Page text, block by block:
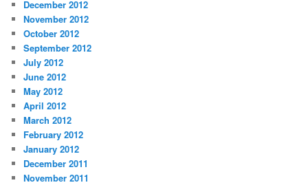
December 2012
November 2012
October 2012
September 2012
July 2012
June 2012
May 2012
April 2012
March 2012
February 2012
January 2012
December 2011
November 2011